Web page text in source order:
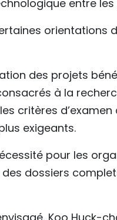
entre les
orientations
des projets
à la
critères
exigeants.
pour les
dossiers